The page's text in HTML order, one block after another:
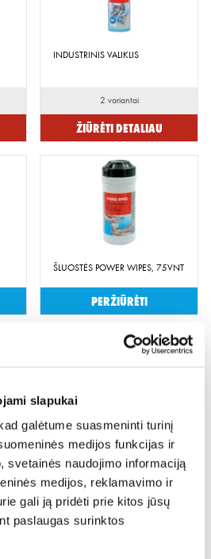
slapukai
galėtume suasmeninti turinį
medijos funkcijas ir
svetainės naudojimo informaciją
medijos, reklamavimo ir
gali ją pridėti prie kitos jūsų
paslaugas surinktos
INDUSTRINIS VALIKLIS
2 variantai
Žiūrėti detaliau
ŠLUOSTĖS POWER WIPES, 75VNT
Peržiūrėti
RANKŲ PLOVIMO PASTA PLUS 4L
Peržiūrėti